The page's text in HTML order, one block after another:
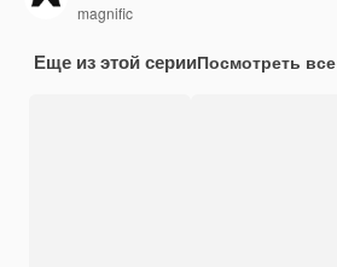
magnific
Еще из этой серииПосмотреть все